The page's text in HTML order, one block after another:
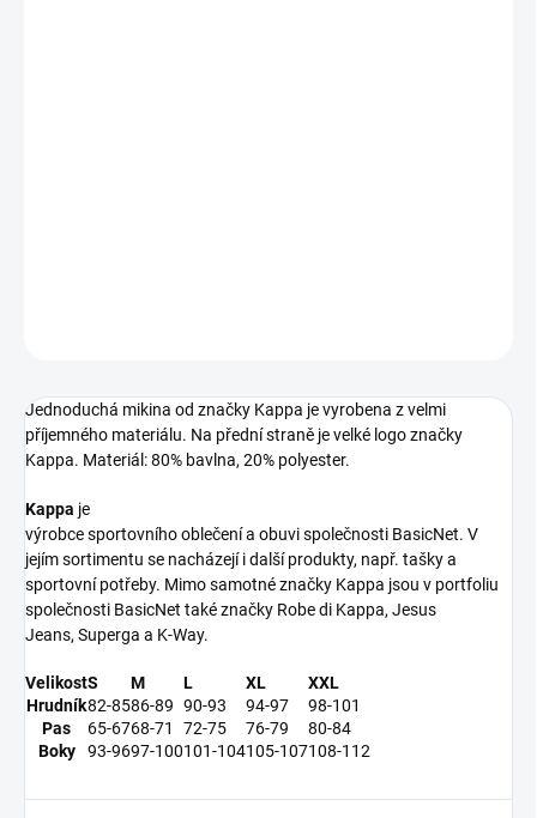
Jednoduchá mikina od značky Kappa je vyrobena z velmi
příjemného materiálu. Na přední straně je velké logo značky
Kappa. Materiál: 80% bavlna, 20% polyester.
Kappa je
výrobcesportovníhooblečenía obuvispolečnosti BasicNet. V
jejímsortimentu se nacházejí i další produkty, např. tašky a
sportovní potřeby. Mimo samotné značky Kappa jsou v portfoliu
společnosti BasicNet také značky Robe di Kappa, Jesus
Jeans, Superga a K-Way.
VelikostS M L XL
XXL
Hrudník82-8586-89 90-93 94-97
98-101
Pas
65-6768-71 72-75 76-79
80-84
Boky
93-9697-100101-104105-107108-112